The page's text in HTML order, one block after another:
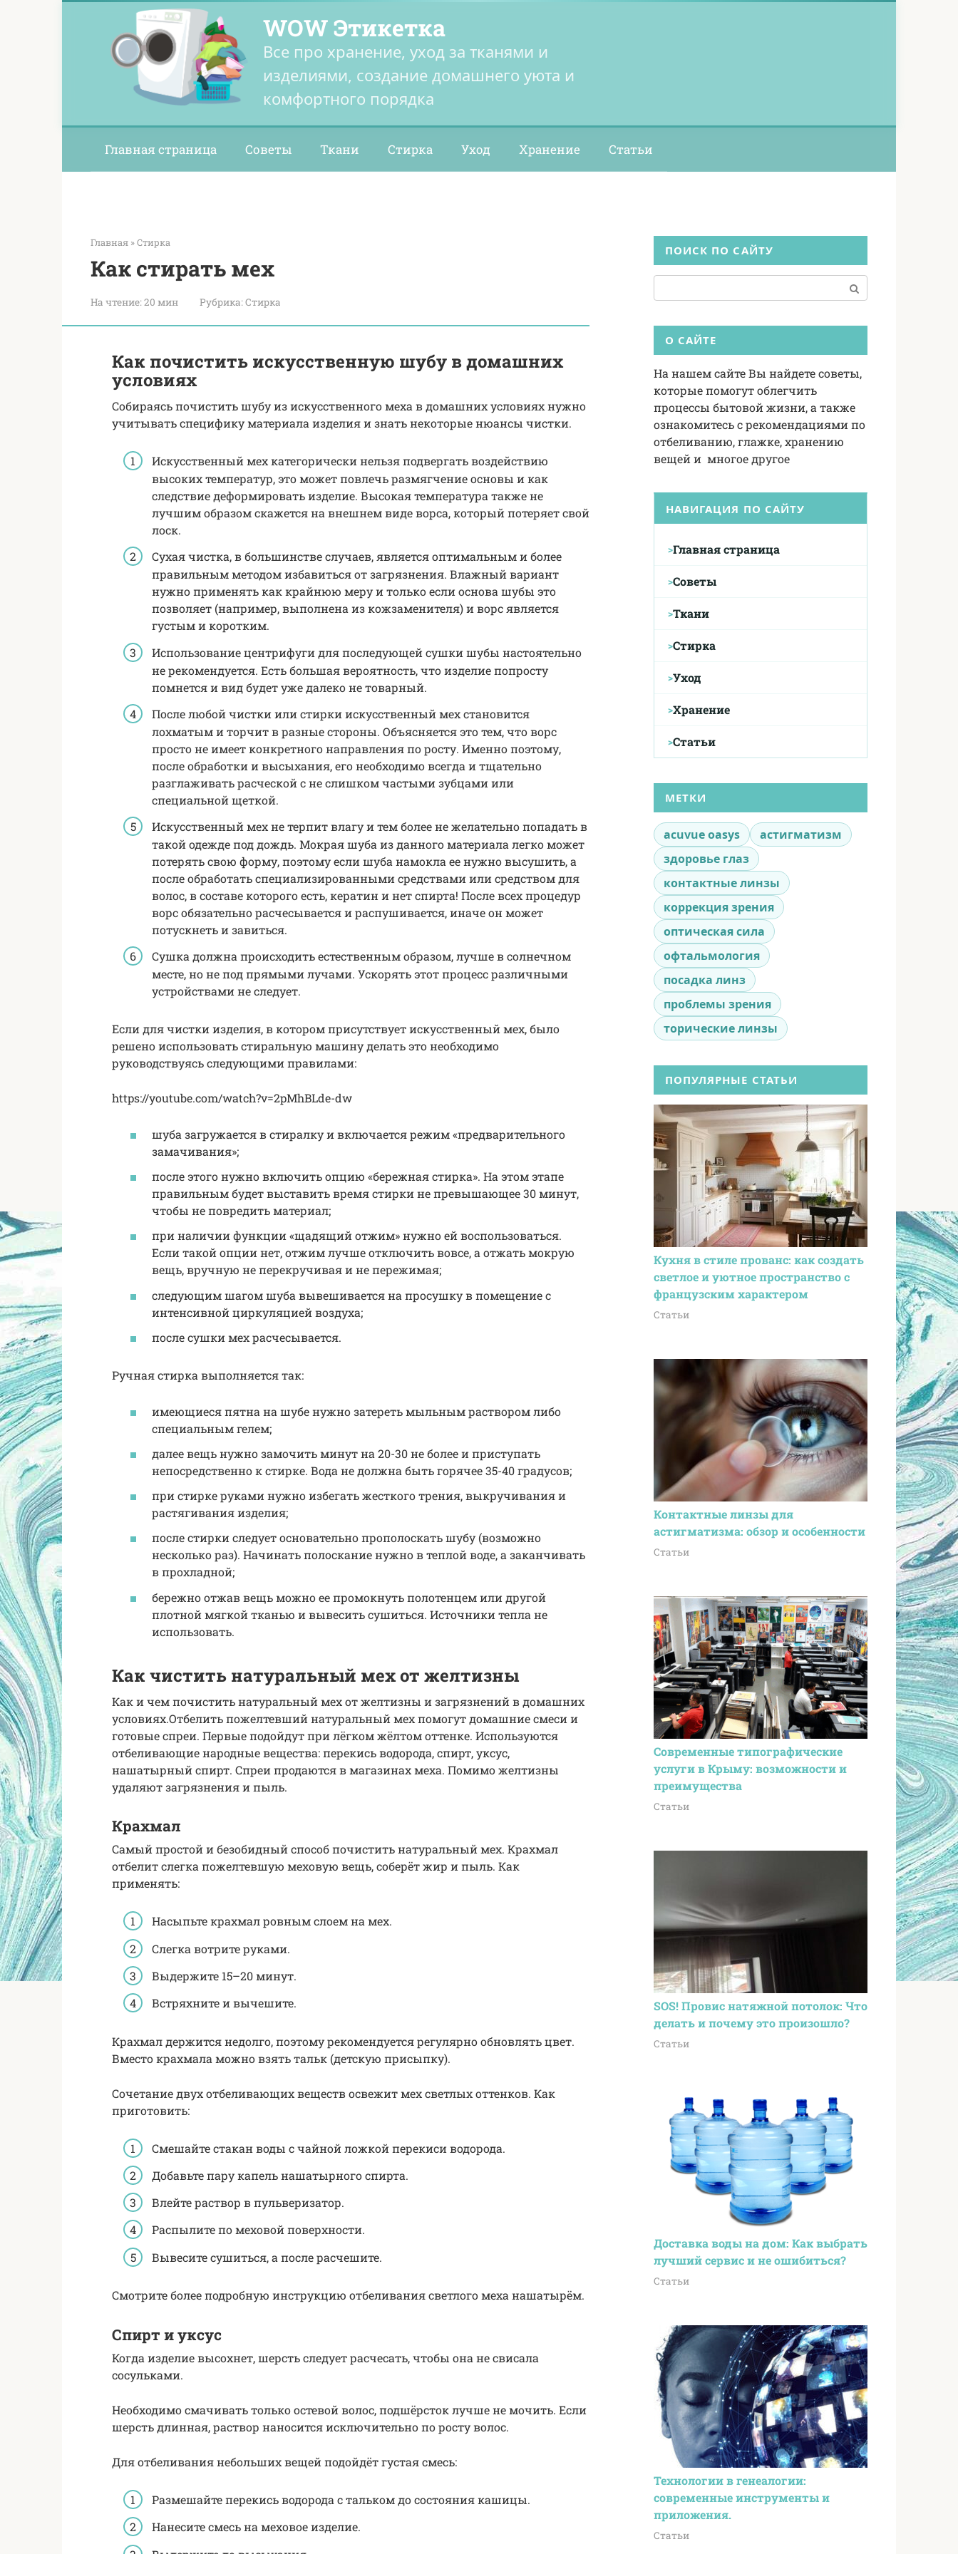
WOW Этикетка
Все про хранение, уход за тканями и
изделиями, создание домашнего уюта и
комфортного порядка
Главная страница Советы Ткани Стирка Уход Хранение Статьи
Главная »Стирка
Как стирать мех
На чтение:20 мин Рубрика:Стирка
Как почистить искусственную шубу в домашних
условиях
Собираясь почистить шубу из искусственного меха в домашних условиях нужно
учитывать специфику материала изделия и знать некоторые нюансы чистки.
Искусственный мех категорически нельзя подвергать воздействию
высоких температур, это может повлечь размягчение основы и как
следствие деформировать изделие. Высокая температура также не
лучшим образом скажется на внешнем виде ворса, который потеряет свой
лоск.
Сухая чистка, в большинстве случаев, является оптимальным и более
правильным методом избавиться от загрязнения. Влажный вариант
нужно применять как крайнюю меру и только если основа шубы это
позволяет (например, выполнена из кожзаменителя) и ворс является
густым и коротким.
Использование центрифуги для последующей сушки шубы настоятельно
не рекомендуется. Есть большая вероятность, что изделие попросту
помнется и вид будет уже далеко не товарный.
После любой чистки или стирки искусственный мех становится
лохматым и торчит в разные стороны. Объясняется это тем, что ворс
просто не имеет конкретного направления по росту. Именно поэтому,
после обработки и высыхания, его необходимо всегда и тщательно
разглаживать расческой с не слишком частыми зубцами или
специальной щеткой.
Искусственный мех не терпит влагу и тем более не желательно попадать в
такой одежде под дождь. Мокрая шуба из данного материала легко может
потерять свою форму, поэтому если шуба намокла ее нужно высушить, а
после обработать специализированными средствами или средством для
волос, в составе которого есть, кератин и нет спирта! После всех процедур
ворс обязательно расчесывается и распушивается, иначе он может
потускнеть и завиться.
Сушка должна происходить естественным образом, лучше в солнечном
месте, но не под прямыми лучами. Ускорять этот процесс различными
устройствами не следует.
Если для чистки изделия, в котором присутствует искусственный мех, было
решено использовать стиральную машину делать это необходимо
руководствуясь следующими правилами:
https://youtube.com/watch?v=2pMhBLde-dw
шуба загружается в стиралку и включается режим «предварительного
замачивания»;
после этого нужно включить опцию «бережная стирка». На этом этапе
правильным будет выставить время стирки не превышающее 30 минут,
чтобы не повредить материал;
при наличии функции «щадящий отжим» нужно ей воспользоваться.
Если такой опции нет, отжим лучше отключить вовсе, а отжать мокрую
вещь, вручную не перекручивая и не пережимая;
следующим шагом шуба вывешивается на просушку в помещение с
интенсивной циркуляцией воздуха;
после сушки мех расчесывается.
Ручная стирка выполняется так:
имеющиеся пятна на шубе нужно затереть мыльным раствором либо
специальным гелем;
далее вещь нужно замочить минут на 20-30 не более и приступать
непосредственно к стирке. Вода не должна быть горячее 35-40 градусов;
при стирке руками нужно избегать жесткого трения, выкручивания и
растягивания изделия;
после стирки следует основательно прополоскать шубу (возможно
несколько раз). Начинать полоскание нужно в теплой воде, а заканчивать
в прохладной;
бережно отжав вещь можно ее промокнуть полотенцем или другой
плотной мягкой тканью и вывесить сушиться. Источники тепла не
использовать.
Как чистить натуральный мех от желтизны
Как и чем почистить натуральный мех от желтизны и загрязнений в домашних
условиях.Отбелить пожелтевший натуральный мех помогут домашние смеси и
готовые спреи. Первые подойдут при лёгком жёлтом оттенке. Используются
отбеливающие народные вещества: перекись водорода, спирт, уксус,
нашатырный спирт. Спреи продаются в магазинах меха. Помимо желтизны
удаляют загрязнения и пыль.
Крахмал
Самый простой и безобидный способ почистить натуральный мех. Крахмал
отбелит слегка пожелтевшую меховую вещь, соберёт жир и пыль. Как
применять:
Насыпьте крахмал ровным слоем на мех.
Слегка вотрите руками.
Выдержите 15–20 минут.
Встряхните и вычешите.
Крахмал держится недолго, поэтому рекомендуется регулярно обновлять цвет.
Вместо крахмала можно взять тальк (детскую присыпку).
Сочетание двух отбеливающих веществ освежит мех светлых оттенков. Как
приготовить:
Смешайте стакан воды с чайной ложкой перекиси водорода.
Добавьте пару капель нашатырного спирта.
Влейте раствор в пульверизатор.
Распылите по меховой поверхности.
Вывесите сушиться, а после расчешите.
Смотрите более подробную инструкцию отбеливания светлого меха нашатырём.
Спирт и уксус
Когда изделие высохнет, шерсть следует расчесать, чтобы она не свисала
сосульками.
Необходимо смачивать только остевой волос, подшёрсток лучше не мочить. Если
шерсть длинная, раствор наносится исключительно по росту волос.
Для отбеливания небольших вещей подойдёт густая смесь:
Размешайте перекись водорода с тальком до состояния кашицы.
Нанесите смесь на меховое изделие.
ПОИСК ПО САЙТУ
О САЙТЕ
На нашем сайте Вы найдете советы,
которые помогут облегчить
процессы бытовой жизни, а также
ознакомитесь с рекомендациями по
отбеливанию, глажке, хранению
вещей и многое другое
НАВИГАЦИЯ ПО САЙТУ
Главная страница
Советы
Ткани
Стирка
Уход
Хранение
Статьи
МЕТКИ
acuvue oasys
астигматизм
здоровье глаз
контактные линзы
коррекция зрения
оптическая сила
офтальмология
посадка линз
проблемы зрения
торические линзы
ПОПУЛЯРНЫЕ СТАТЬИ
Кухня в стиле прованс: как создать
светлое и уютное пространство с
французским характером
Статьи
Контактные линзы для
астигматизма: обзор и особенности
Статьи
Современные типографические
услуги в Крыму: возможности и
преимущества
Статьи
SOS! Провис натяжной потолок: Что
делать и почему это произошло?
Статьи
Доставка воды на дом: Как выбрать
лучший сервис и не ошибиться?
Статьи
Технологии в генеалогии:
современные инструменты и
приложения.
Статьи